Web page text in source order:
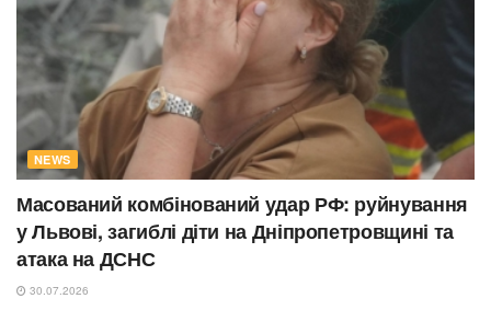
NEWS
Масований комбінований удар РФ: руйнування
у Львові, загиблі діти на Дніпропетровщині та
атака на ДСНС
30.07.2026